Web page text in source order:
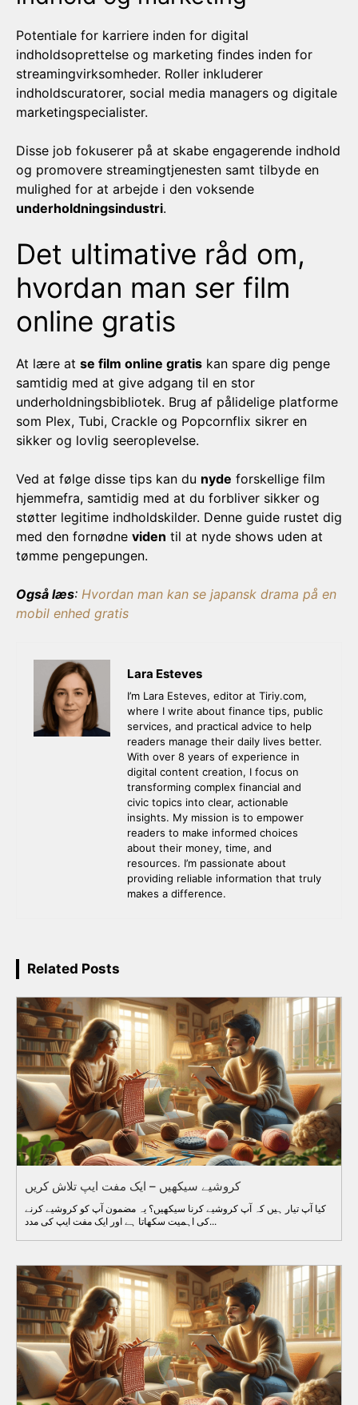
Potentiale for karriere inden for digital
indholdsoprettelse og marketing findes inden for
streamingvirksomheder. Roller inkluderer
indholdscuratorer, social media managers og digitale
marketingspecialister.
Disse job fokuserer på at skabe engagerende indhold
og promovere streamingtjenesten samt tilbyde en
mulighed for at arbejde i den voksende
underholdningsindustri.
Det ultimative råd om,
hvordan man ser film
online gratis
At lære at se film online gratis kan spare dig penge
samtidig med at give adgang til en stor
underholdningsbibliotek. Brug af pålidelige platforme
som Plex, Tubi, Crackle og Popcornflix sikrer en
sikker og lovlig seeroplevelse.
Ved at følge disse tips kan du nyde forskellige film
hjemmefra, samtidig med at du forbliver sikker og
støtter legitime indholdskilder. Denne guide rustet dig
med den fornødne viden til at nyde shows uden at
tømme pengepungen.
Også læs: Hvordan man kan se japansk drama på en
mobil enhed gratis
Lara Esteves
I’m Lara Esteves, editor at Tiriy.com,
where I write about finance tips, public
services, and practical advice to help
readers manage their daily lives better.
With over 8 years of experience in
digital content creation, I focus on
transforming complex financial and
civic topics into clear, actionable
insights. My mission is to empower
readers to make informed choices
about their money, time, and
resources. I’m passionate about
providing reliable information that truly
makes a difference.
Related Posts
کروشیے سیکھیں – ایک مفت ایپ تلاش کریں
کیا آپ تیار ہیں کہ آپ کروشیے کرنا سیکھیں؟ یہ مضمون آپ کو کروشیے کرنے
کی اہمیت سکھاتا ہے اور ایک مفت ایپ کی مدد...